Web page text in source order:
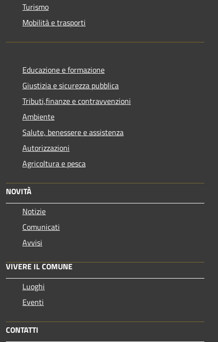
Turismo
Mobilità e trasporti
Educazione e formazione
Giustizia e sicurezza pubblica
Tributi,finanze e contravvenzioni
Ambiente
Salute, benessere e assistenza
Autorizzazioni
Agricoltura e pesca
NOVITÀ
Notizie
Comunicati
Avvisi
VIVERE IL COMUNE
Luoghi
Eventi
CONTATTI